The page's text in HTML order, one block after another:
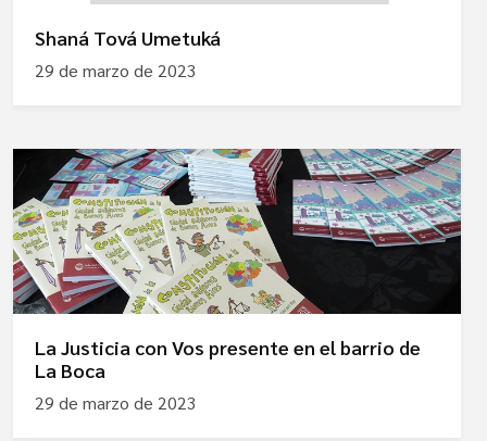
Shaná Tová Umetuká
29 de marzo de 2023
La Justicia con Vos presente en el barrio de
La Boca
29 de marzo de 2023